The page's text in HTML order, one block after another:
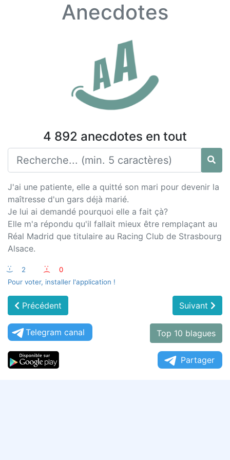
Anecdotes
4 892 anecdotes en tout
J'ai une patiente, elle a quitté son mari pour devenir la
maîtresse d'un gars déjà marié.
Je lui ai demandé pourquoi elle a fait çà?
Elle m'a répondu qu'il fallait mieux être remplaçant au
Réal Madrid que titulaire au Racing Club de Strasbourg
Alsace.
:-) 2 :-(
0
Pour voter, installer l'application !
Précédent Suivant
Telegram canal Top 10 blagues
Partager